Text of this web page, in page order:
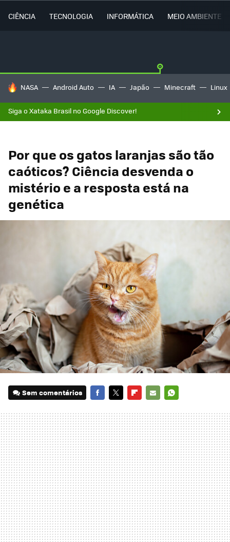
CIÊNCIA TECNOLOGIA INFORMÁTICA MEIO AMBIENTE
TENDÊNCIAS DO DIA
NASA Android Auto IA Japão Minecraft Linux
Siga o Xataka Brasil no Google Discover!
Por que os gatos laranjas são tão
caóticos? Ciência desvenda o
mistério e a resposta está na
genética
Sem comentários
MAIL